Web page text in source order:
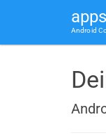
Android